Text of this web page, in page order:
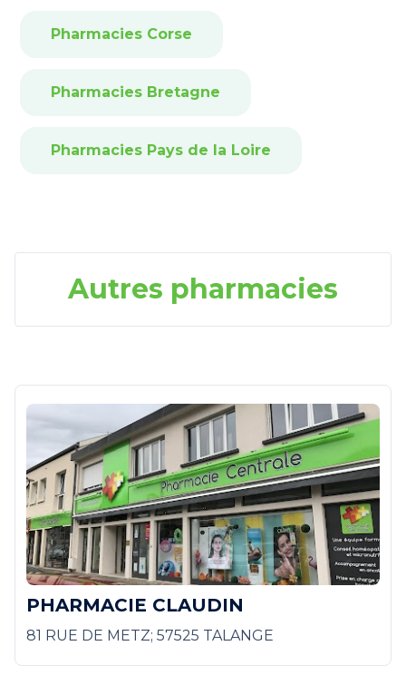
Pharmacies Corse
Pharmacies Bretagne
Pharmacies Pays de la Loire
Autres pharmacies
PHARMACIE CLAUDIN
81 RUE DE METZ; 57525 TALANGE